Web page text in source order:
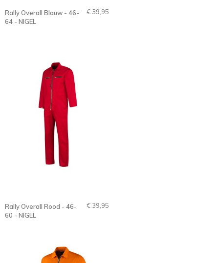
Rally Overall Blauw - 46-
64 - NIGEL
€ 39,95
Rally Overall Rood - 46-
60 - NIGEL
€ 39,95